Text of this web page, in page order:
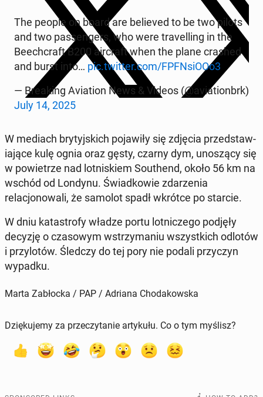
The people on board are be­lieved to be two pilots
and two pas­sen­gers, who were trav­el­ling in the
Beechcraft B200 air­craft when the plane crashed
and burst into… pic.twitter.com/FPFN­siOOo3
— Break­ing Avi­a­tion News & Videos (@avi­a­tion­brk)
July 14, 2025
W mediach bry­tyjs­kich po­jaw­iły się zdjęcia przed­staw­
ia­jące kulę ognia oraz gęsty, czarny dym, un­oszą­cy się
w powi­etrze nad lot­niskiem Southend, około 56 km na
wschód od Londynu. Świad­kowie zdarzenia
relacjonowali, że samolot spadł wkrótce po starcie.
W dniu katas­tro­fy władze portu lot­niczego podjęły
decyzję o cza­sowym wstrzy­ma­niu wszys­t­kich odlotów
i przy­lotów. Śledczy do tej pory nie podali przy­czyn
wypadku.
Marta Zabłocka / PAP / Adriana Chodakowska
Dziękujemy za przeczytanie artykułu. Co o tym myślisz?